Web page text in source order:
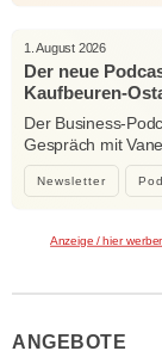
Newsletter
1. August 2026
Der neue
Kaufbeuren-
Verbindungen
Der Business-
Gespräch mit
Anzeige / hier
ANGEBOTE